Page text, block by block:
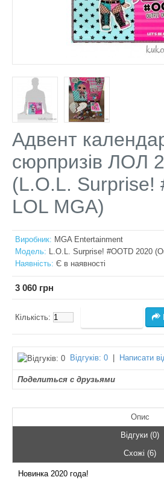
Адвент
сюрпризів ЛОЛ
(L.O.L. Surprise!
LOL MGA)
Виробник: MGA Entertainment
Модель: L.O.L. Surprise! #OOTD 2020
Наявність: Є в наявності
3 060 грн
Кількість:
Відгуків: 0 Написати
Поделиться с друзьями
Опис
Відгуки (0)
Схожі (6)
Новинка 2020 года!